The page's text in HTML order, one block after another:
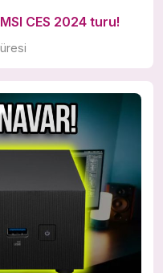
CES 2024 turu!